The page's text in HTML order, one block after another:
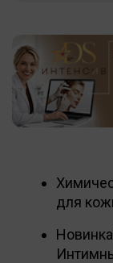
для